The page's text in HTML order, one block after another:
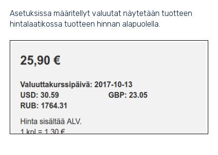
Asetuksissa määritellyt valuutat näytetään tuotteen
hintalaatikossa tuotteen hinnan alapuolella.